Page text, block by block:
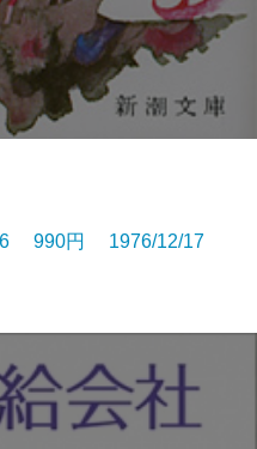
6 990円 1976/12/17